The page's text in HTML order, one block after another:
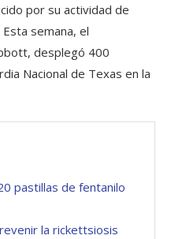
por su actividad de
semana, el
desplegó 400
Nacional de Texas en la
pastillas de fentanilo
la rickettsiosis